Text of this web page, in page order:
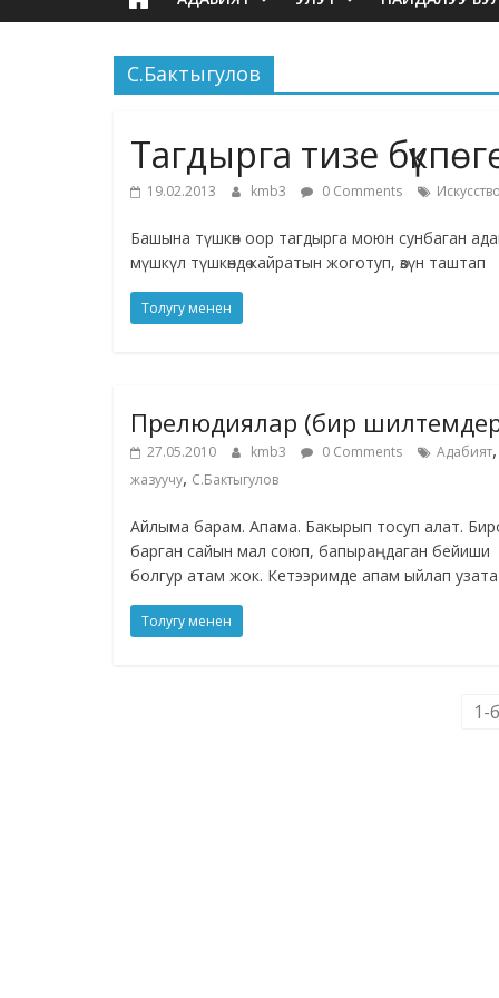
С.Бактыгулов
Тагдырга тизе
19.02.2013 kmb3 0 Comments Искусство
Башына түшкөн оор тагдырга моюн сунбаган
мүшкүл түшкөндө кайратын жоготуп, өзүн таштап
Толугу менен
Прелюдиялар (бир
27.05.2010 kmb3 0 Comments Адабият,
жазуучу, С.Бактыгулов
Айлыма барам. Апама. Бакырып тосуп алат.
барган сайын мал союп, бапыраңдаган бейиши
болгур атам жок. Кетээримде апам ыйлап
Толугу менен
1-